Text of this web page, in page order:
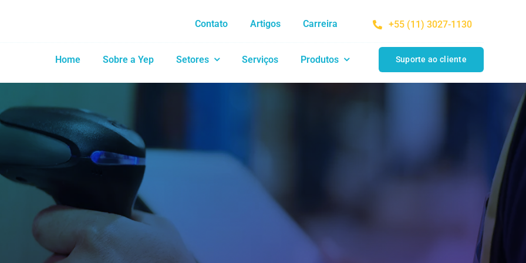
Contato Artigos Carreira +55 (11) 3027-1130
Home Sobre a Yep Setores Serviços Produtos Suporte ao cliente